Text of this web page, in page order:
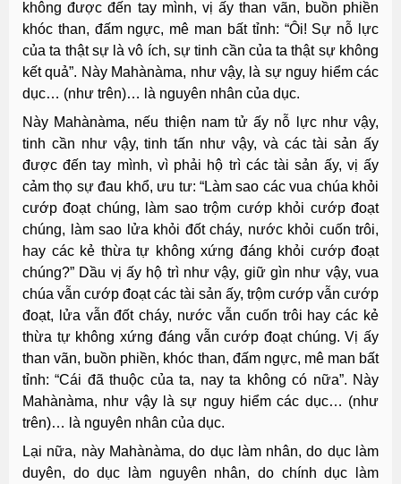
không được đến tay mình, vị ấy than vãn, buồn phiền
khóc than, đấm ngực, mê man bất tỉnh: “Ôi! Sự nỗ lực
của ta thật sự là vô ích, sự tinh cần của ta thật sự không
kết quả”. Này Mahànàma, như vậy, là sự nguy hiểm các
dục… (như trên)… là nguyên nhân của dục.
Này Mahànàma, nếu thiện nam tử ấy nỗ lực như vậy,
tinh cần như vậy, tinh tấn như vậy, và các tài sản ấy
được đến tay mình, vì phải hộ trì các tài sản ấy, vị ấy
cảm thọ sự đau khổ, ưu tư: “Làm sao các vua chúa khỏi
cướp đoạt chúng, làm sao trộm cướp khỏi cướp đoạt
chúng, làm sao lửa khỏi đốt cháy, nước khỏi cuốn trôi,
hay các kẻ thừa tự không xứng đáng khỏi cướp đoạt
chúng?” Dầu vị ấy hộ trì như vậy, giữ gìn như vậy, vua
chúa vẫn cướp đoạt các tài sản ấy, trộm cướp vẫn cướp
đoạt, lửa vẫn đốt cháy, nước vẫn cuốn trôi hay các kẻ
thừa tự không xứng đáng vẫn cướp đoạt chúng. Vị ấy
than vãn, buồn phiền, khóc than, đấm ngực, mê man bất
tỉnh: “Cái đã thuộc của ta, nay ta không có nữa”. Này
Mahànàma, như vậy là sự nguy hiểm các dục… (như
trên)… là nguyên nhân của dục.
Lại nữa, này Mahànàma, do dục làm nhân, do dục làm
duyên, do dục làm nguyên nhân, do chính dục làm